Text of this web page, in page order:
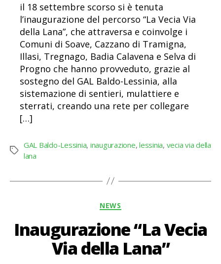
il 18 settembre scorso si è tenuta
l’inaugurazione del percorso “La Vecia Via
della Lana”, che attraversa e coinvolge i
Comuni di Soave, Cazzano di Tramigna,
Illasi, Tregnago, Badia Calavena e Selva di
Progno che hanno provveduto, grazie al
sostegno del GAL Baldo-Lessinia, alla
sistemazione di sentieri, mulattiere e
sterrati, creando una rete per collegare
[…]
Tag
GAL Baldo-Lessinia, inaugurazione,lessinia, vecia via della
lana
Categorie
NEWS
Inaugurazione “La Vecia
Via della Lana”